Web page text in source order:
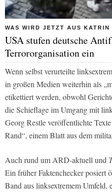
WAS WIRD JETZT AUS KATRIN
USA stufen deutsche
Terrororganisation ein
Wenn selbst verurteilte
in großen Medien weiterhin als
etikettiert werden, obwohl
die Schieflage im Umgang mit
Georg Restle veröffentlichte
Rand“, einem Blatt aus dem
Auch rund um ARD-aktuell und
Ein früher Faktenchecker posiert
Band aus linksextremem